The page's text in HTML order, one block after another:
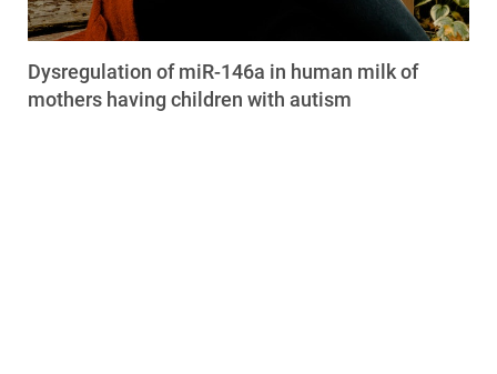
Dysregulation of miR-146a in human milk of
mothers having children with autism